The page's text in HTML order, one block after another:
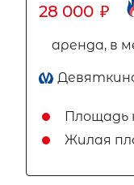
28 000 ₽
аренда, в
Площадь
Жилая